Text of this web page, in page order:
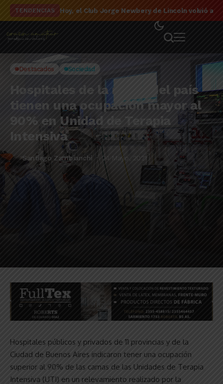
TENDENCIAS El detalle de la campaña de El Linqueño en el
Destacados Sociedad
Hospitales de la mitad del país
tienen una ocupación mayor al
90% en Unidad de Terapia
Intensiva
Santiago Zambianchi 24 Mayo, 2021
Hospitales públicos y privados de 11 provincias y de la
Ciudad de Buenos Aires indicaron tener una ocupación
superior al 90% de las camas de las Unidades de Terapia
Intensiva (UTI) en un relevamiento realizado por la